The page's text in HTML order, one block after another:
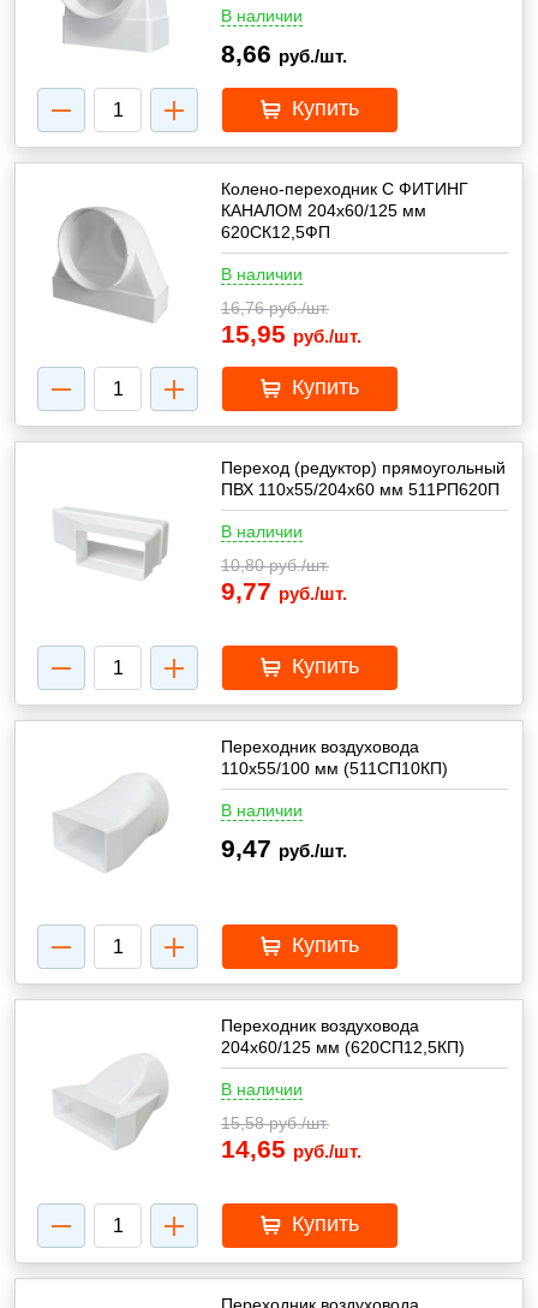
В наличии
8,66 руб./шт.
Купить
Колено-переходник С ФИТИНГ
КАНАЛОМ 204х60/125 мм
620СК12,5ФП
В наличии
16,76руб./шт.
15,95 руб./шт.
Купить
Переход (редуктор) прямоугольный
ПВХ 110х55/204х60 мм 511РП620П
В наличии
10,80руб./шт.
9,77 руб./шт.
Купить
Переходник воздуховода
110х55/100 мм (511СП10КП)
В наличии
9,47 руб./шт.
Купить
Переходник воздуховода
204х60/125 мм (620СП12,5КП)
В наличии
15,58руб./шт.
14,65 руб./шт.
Купить